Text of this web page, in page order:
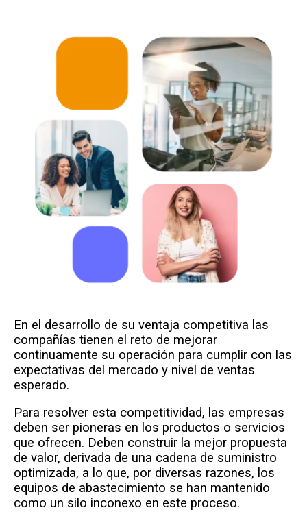
En el desarrollo de su ventaja competitiva las
compañías tienen el reto de mejorar
continuamente su operación para cumplir con las
expectativas del mercado y nivel de ventas
esperado.
Para resolver esta competitividad, las empresas
deben ser pioneras en los productos o servicios
que ofrecen. Deben construir la mejor propuesta
de valor, derivada de una cadena de suministro
optimizada, a lo que, por diversas razones, los
equipos de abastecimiento se han mantenido
como un silo inconexo en este proceso.